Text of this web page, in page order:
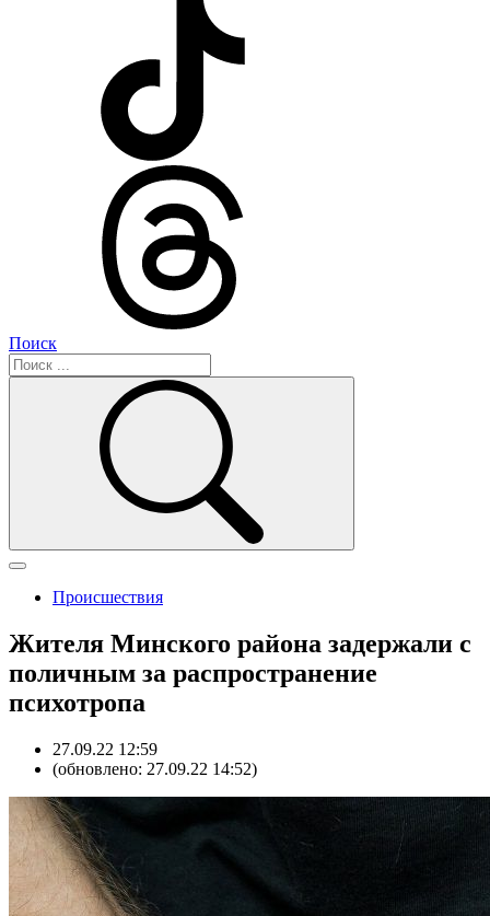
Поиск
Происшествия
Жителя Минского района задержали с
поличным за распространение
психотропа
27.09.22 12:59
(обновлено: 27.09.22 14:52)